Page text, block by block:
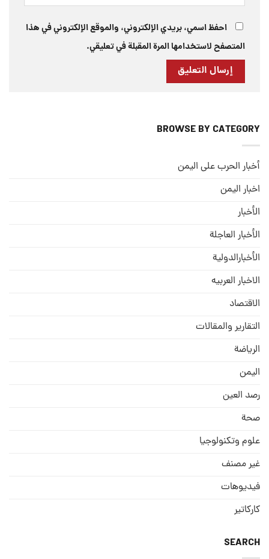
احفظ اسمي، بريدي الإلكتروني، والموقع الإلكتروني في هذا
المتصفح لاستخدامها المرة المقبلة في تعليقي.
BROWSE BY CATEGORY
أخبار الحرب على اليمن
اخبار اليمن
الأخبار
الأخبار العاجلة
الأخبارالدولية
الاخبار العربيه
الاقتصاد
التقارير والمقالات
الریاضة
الیمن
رصد العین
صحة
علوم وتكنولوجيا
غير مصنف
فيديوهات
كاركاتير
SEARCH